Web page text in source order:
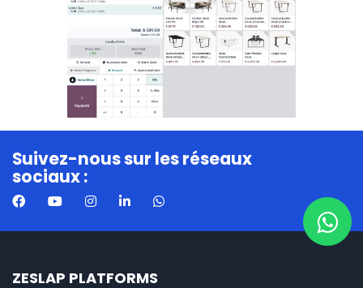
Suivez-nous sur les réseaux
sociaux :
ZESLAP PLATFORMS